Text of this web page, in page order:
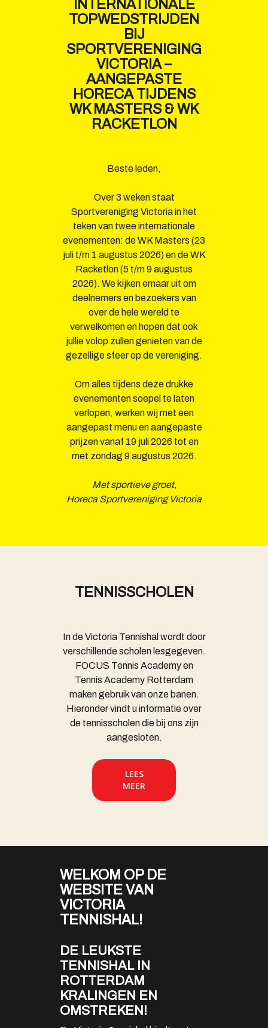
INTERNATIONALE
TOPWEDSTRIJDEN
BIJ
SPORTVERENIGING
VICTORIA –
AANGEPASTE
HORECA TIJDENS
WK MASTERS & WK
RACKETLON
Beste leden,
Over 3 weken staat
Sportvereniging Victoria in het
teken van twee internationale
evenementen: de WK Masters (23
juli t/m 1 augustus 2026) en de WK
Racketlon (5 t/m 9 augustus
2026). We kijken ernaar uit om
deelnemers en bezoekers van
over de hele wereld te
verwelkomen en hopen dat ook
jullie volop zullen genieten van de
gezellige sfeer op de vereniging.
Om alles tijdens deze drukke
evenementen soepel te laten
verlopen, werken wij met een
aangepast menu en aangepaste
prijzen vanaf 19 juli 2026 tot en
met zondag 9 augustus 2026.
Met sportieve groet,
Horeca Sportvereniging Victoria
TENNISSCHOLEN
In de Victoria Tennishal wordt door
verschillende scholen lesgegeven.
FOCUS Tennis Academy en
Tennis Academy Rotterdam
maken gebruik van onze banen.
Hieronder vindt u informatie over
de tennisscholen die bij ons zijn
aangesloten.
LEES
MEER
WELKOM OP DE
WEBSITE VAN
VICTORIA
TENNISHAL!
DE LEUKSTE
TENNISHAL IN
ROTTERDAM
KRALINGEN EN
OMSTREKEN!